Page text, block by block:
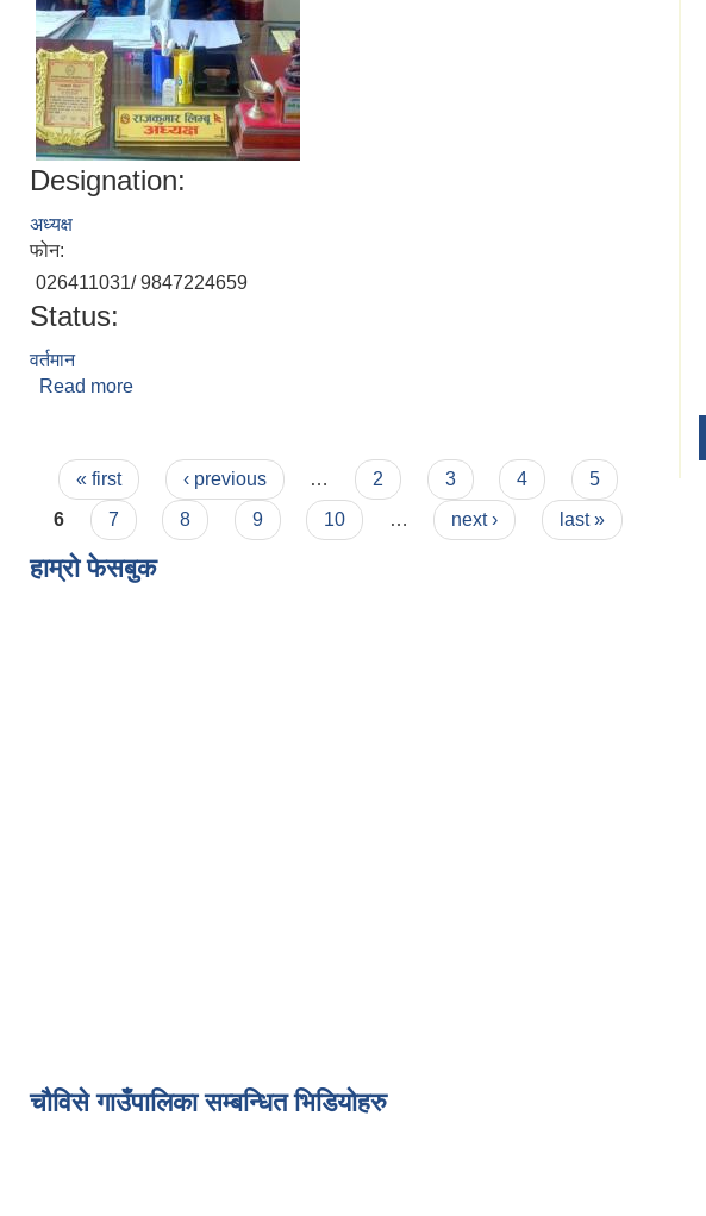
Designation:
अध्यक्ष
फोन:
026411031/ 9847224659
Status:
वर्तमान
Read more
Pages
« first ‹ previous … 2 3 4
5
6
7 8 9 10 … next › last »
हाम्राे फेसबुक
चौविसे गाउँपालिका सम्बन्धित भिडियोहरु